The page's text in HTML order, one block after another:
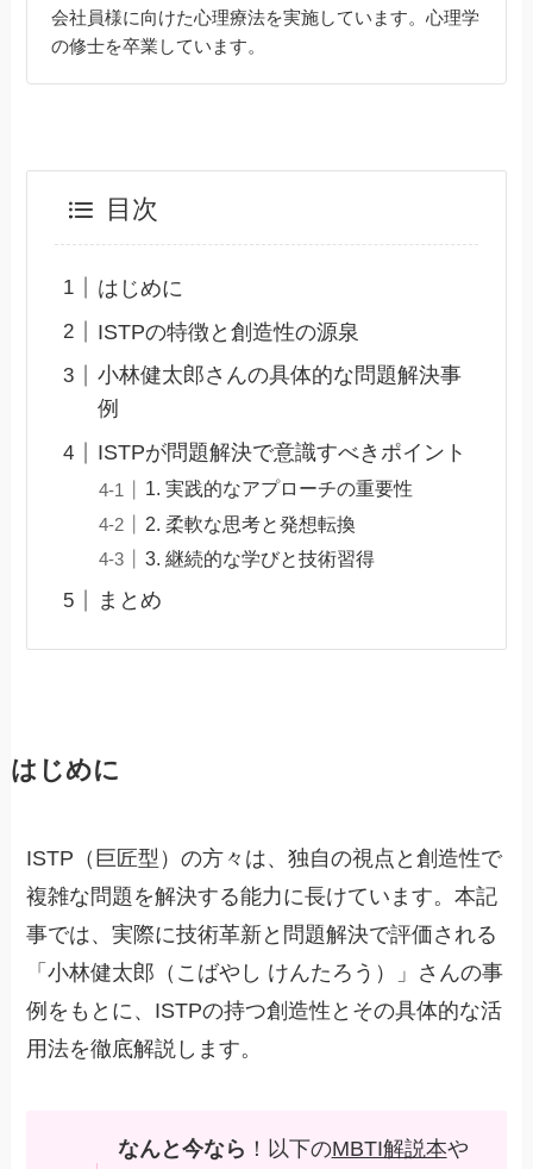
会社員様に向けた心理療法を実施しています。心理学
の修士を卒業しています。
目次
はじめに
ISTPの特徴と創造性の源泉
小林健太郎さんの具体的な問題解決事
例
ISTPが問題解決で意識すべきポイント
1. 実践的なアプローチの重要性
2. 柔軟な思考と発想転換
3. 継続的な学びと技術習得
まとめ
はじめに
ISTP（巨匠型）の方々は、独自の視点と創造性で
複雑な問題を解決する能力に長けています。本記
事では、実際に技術革新と問題解決で評価される
「小林健太郎（こばやし けんたろう）」さんの事
例をもとに、ISTPの持つ創造性とその具体的な活
用法を徹底解説します。
なんと今なら ！以下のMBTI解説本や